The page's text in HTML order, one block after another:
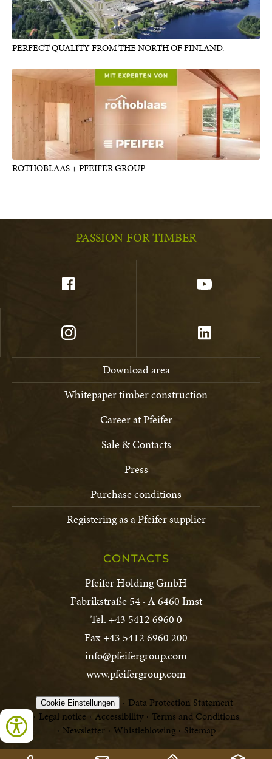
PERFECT QUALITY FROM THE NORTH OF FINLAND.
ROTHOBLAAS + PFEIFER GROUP
PASSION FOR TIMBER
Download area
Whitepaper timber construction
Career at Pfeifer
Sale & Contacts
Press
Purchase conditions
Registering as a Pfeifer supplier
CONTACTS
Pfeifer Holding GmbH
Fabrikstraße 54 · A-6460 Imst
Tel. +43 5412 6960 0
Fax +43 5412 6960 200
info@pfeifergroup.com
www.pfeifergroup.com
Cookie Einstellungen
Data Protection Statement
Legal notice
Accessibility
Terms and Conditions
Newsletter
Whistleblowing Sitemap